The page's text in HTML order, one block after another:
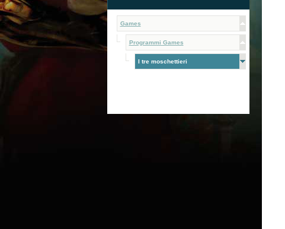
Games
Programmi Games
I tre moschettieri